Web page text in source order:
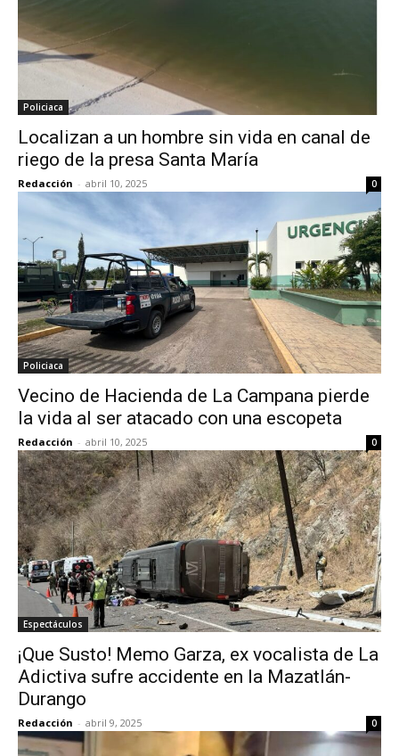
Policiaca
Localizan a un hombre sin vida en canal de
riego de la presa Santa María
Redacción - abril 10, 2025 0
Policiaca
Vecino de Hacienda de La Campana pierde
la vida al ser atacado con una escopeta
Redacción - abril 10, 2025 0
Espectáculos
¡Que Susto! Memo Garza, ex vocalista de La
Adictiva sufre accidente en la Mazatlán-
Durango
Redacción - abril 9, 2025 0